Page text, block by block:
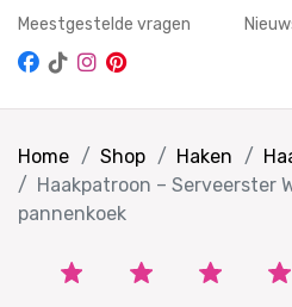
Meestgestelde vragen
Home Shop Haken
Haakpatroon – Serveerster
pannenkoek